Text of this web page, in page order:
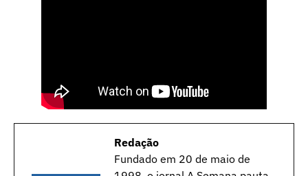
Redação
Fundado em 20 de maio de